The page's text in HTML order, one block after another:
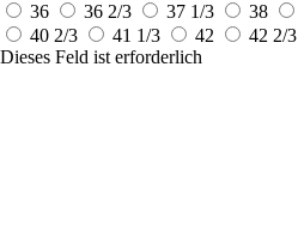
36
36 2/3 37 1/3 38
40 2/3
41 1/3 42 42 2/3
Dieses Feld ist erforderlich